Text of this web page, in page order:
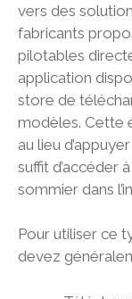
vers des
fabricants
pilotables
application
store de
modèles. Cette
au lieu
suffit d’accéder
sommier dans
Pour utiliser ce
devez